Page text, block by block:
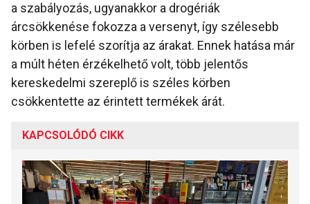
a szabályozás, ugyanakkor a drogériák
árcsökkenése fokozza a versenyt, így szélesebb
körben is lefelé szorítja az árakat. Ennek hatása már
a múlt héten érzékelhető volt, több jelentős
kereskedelmi szereplő is széles körben
csökkentette az érintett termékek árát.
KAPCSOLÓDÓ CIKK